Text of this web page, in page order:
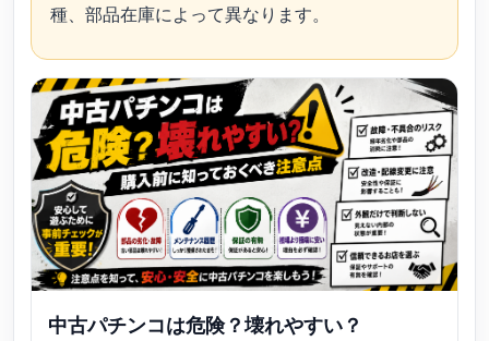
種、部品在庫によって異なります。
中古パチンコは危険？壊れやすい？